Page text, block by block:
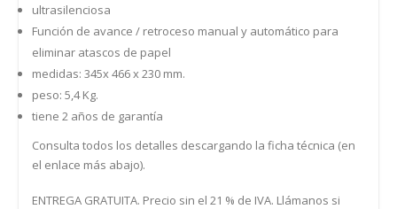
ultrasilenciosa
Función de avance / retroceso manual y automático para
eliminar atascos de papel
medidas: 345x 466 x 230 mm.
peso: 5,4 Kg.
tiene 2 años de garantía
Consulta todos los detalles descargando la ficha técnica (en
el enlace más abajo).
ENTREGA GRATUITA. Precio sin el 21 % de IVA. Llámanos si